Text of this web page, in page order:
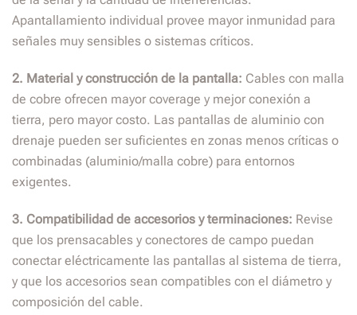
Apantallamiento individual provee mayor inmunidad para
señales muy sensibles o sistemas críticos.
2. Material y construcción de la pantalla: Cables con malla
de cobre ofrecen mayor coverage y mejor conexión a
tierra, pero mayor costo. Las pantallas de aluminio con
drenaje pueden ser suficientes en zonas menos críticas o
combinadas (aluminio/malla cobre) para entornos
exigentes.
3. Compatibilidad de accesorios y terminaciones: Revise
que los prensacables y conectores de campo puedan
conectar eléctricamente las pantallas al sistema de tierra,
y que los accesorios sean compatibles con el diámetro y
composición del cable.